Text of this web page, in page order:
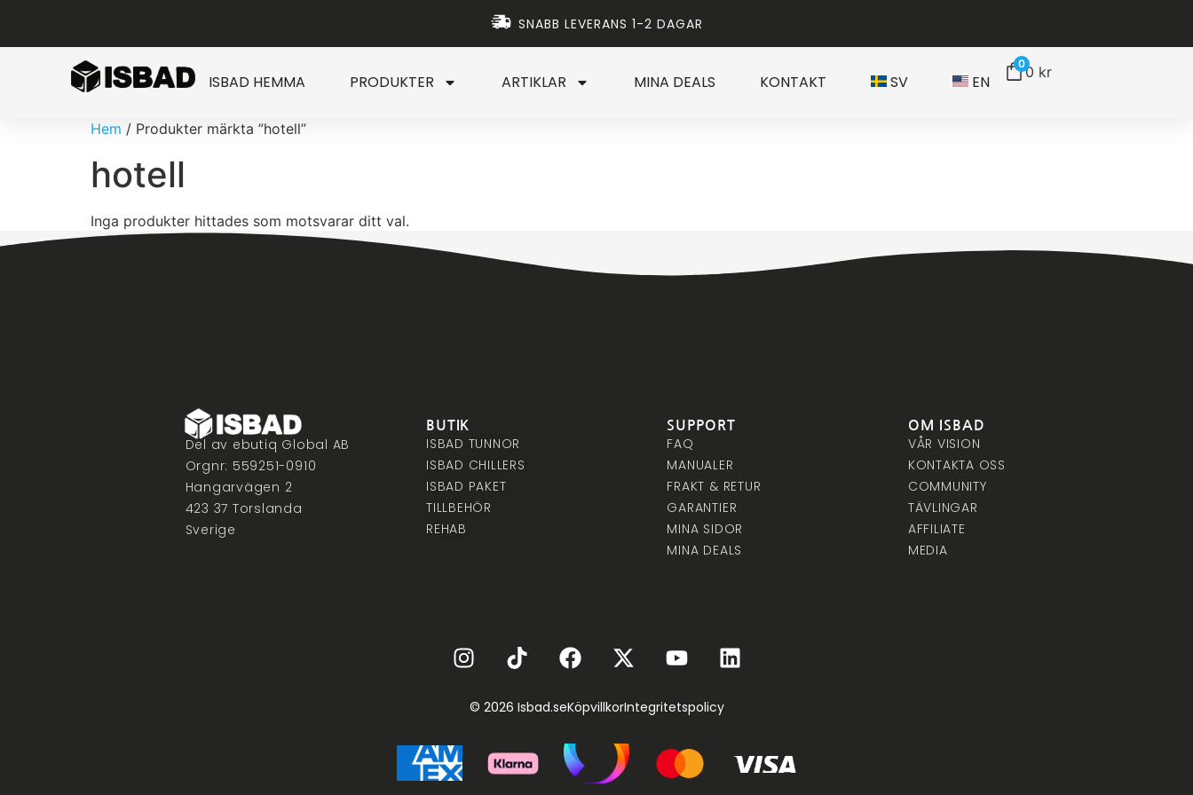
SNABB LEVERANS 1-2 DAGAR
ISBAD HEMMA PRODUKTER ARTIKLAR MINA DEALS KONTAKT SV EN
00 kr
Hem / Produkter märkta ”hotell”
hotell
Inga produkter hittades som motsvarar ditt val.
Del av ebutiq Global AB
Orgnr: 559251-0910
Hangarvägen 2
423 37 Torslanda
Sverige
BUTIK
ISBAD TUNNOR
ISBAD CHILLERS
ISBAD PAKET
TILLBEHÖR
REHAB
SUPPORT
FAQ
MANUALER
FRAKT & RETUR
GARANTIER
MINA SIDOR
MINA DEALS
OM ISBAD
VÅR VISION
KONTAKTA OSS
COMMUNITY
TÄVLINGAR
AFFILIATE
MEDIA
© 2026 Isbad.seKöpvillkorIntegritetspolicy